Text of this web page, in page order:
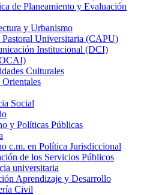
de Planeamiento y Evaluación
y Urbanismo
Pastoral Universitaria (CAPU)
Institucional (DCI)
Culturales
Social
y Políticas Públicas
c.m. en Política Jurisdiccional
de los Servicios Públicos
universitaria
Aprendizaje y Desarrollo
Civil